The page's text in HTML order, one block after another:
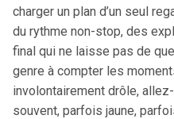
charger un plan d’un seul
du rythme non-stop, des
final qui ne laisse pas de
genre à compter les
involontairement drôle,
souvent, parfois jaune,